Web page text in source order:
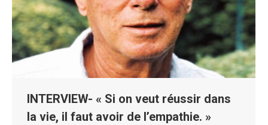
INTERVIEW- « Si on veut réussir dans
la vie, il faut avoir de l’empathie. »